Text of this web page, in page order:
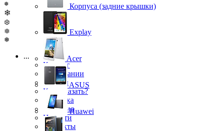
❅
❄
❆
❅
❅
...
Каталог
О компании
Бренды
Как заказать?
Доставка
Гарантия
Новости
Контакты
Корпуса (задние крышки)
Explay
Acer
ASUS
Huawei